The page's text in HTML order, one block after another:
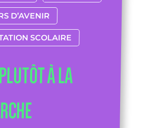
D’AVENIR
SCOLAIRE
À LA